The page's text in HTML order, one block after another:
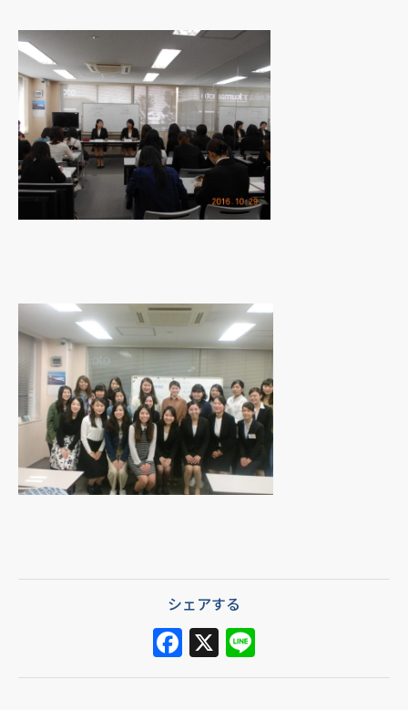
シェアする
F
a
X
n